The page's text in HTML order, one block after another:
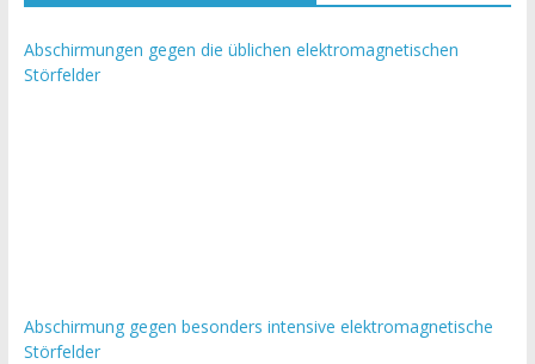
Abschirmungen gegen die üblichen elektromagnetischen
Störfelder
Abschirmung gegen besonders intensive elektromagnetische
Störfelder